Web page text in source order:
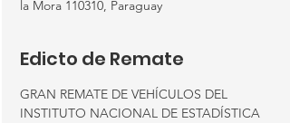
la Mora 110310, Paraguay
Edicto de Remate
GRAN REMATE DE VEHÍCULOS DEL
INSTITUTO NACIONAL DE ESTADÍSTICA